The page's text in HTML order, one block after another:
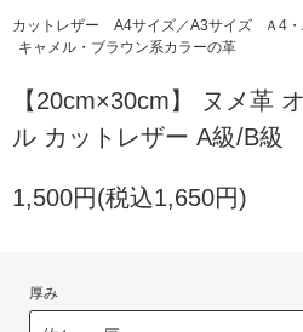
カットレザー A4サイズ／A3サイズ Ａ4
キャメル・ブラウン系カラーの革
【20cm×30cm】 ヌメ革
ル カットレザー A級/B級
1,500円(税込1,650円)
厚み